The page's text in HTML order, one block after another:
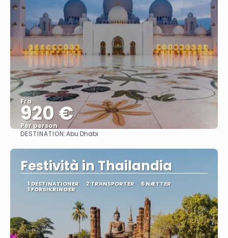
Fra
920 €
Per person
DESTINATION:Abu Dhabi
Festività in Thailandia
1 DESTINATIONER 2 TRANSPORTER 6 NÆTTER
1 FORSIKRINGER